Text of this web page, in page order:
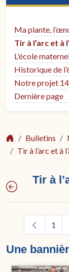
Ma plante,
Tir à l’arc et
L'école
Historique de
Notre projet
Dernière page
Bulletins
Tir à l’arc et à
Tir à
1
Une